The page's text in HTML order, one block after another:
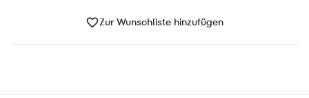
Zur Wunschliste hinzufügen